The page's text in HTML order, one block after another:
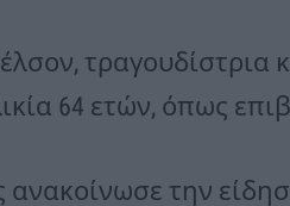
τραγουδίστρια
64 ετών, όπως
ανακοίνωσε την